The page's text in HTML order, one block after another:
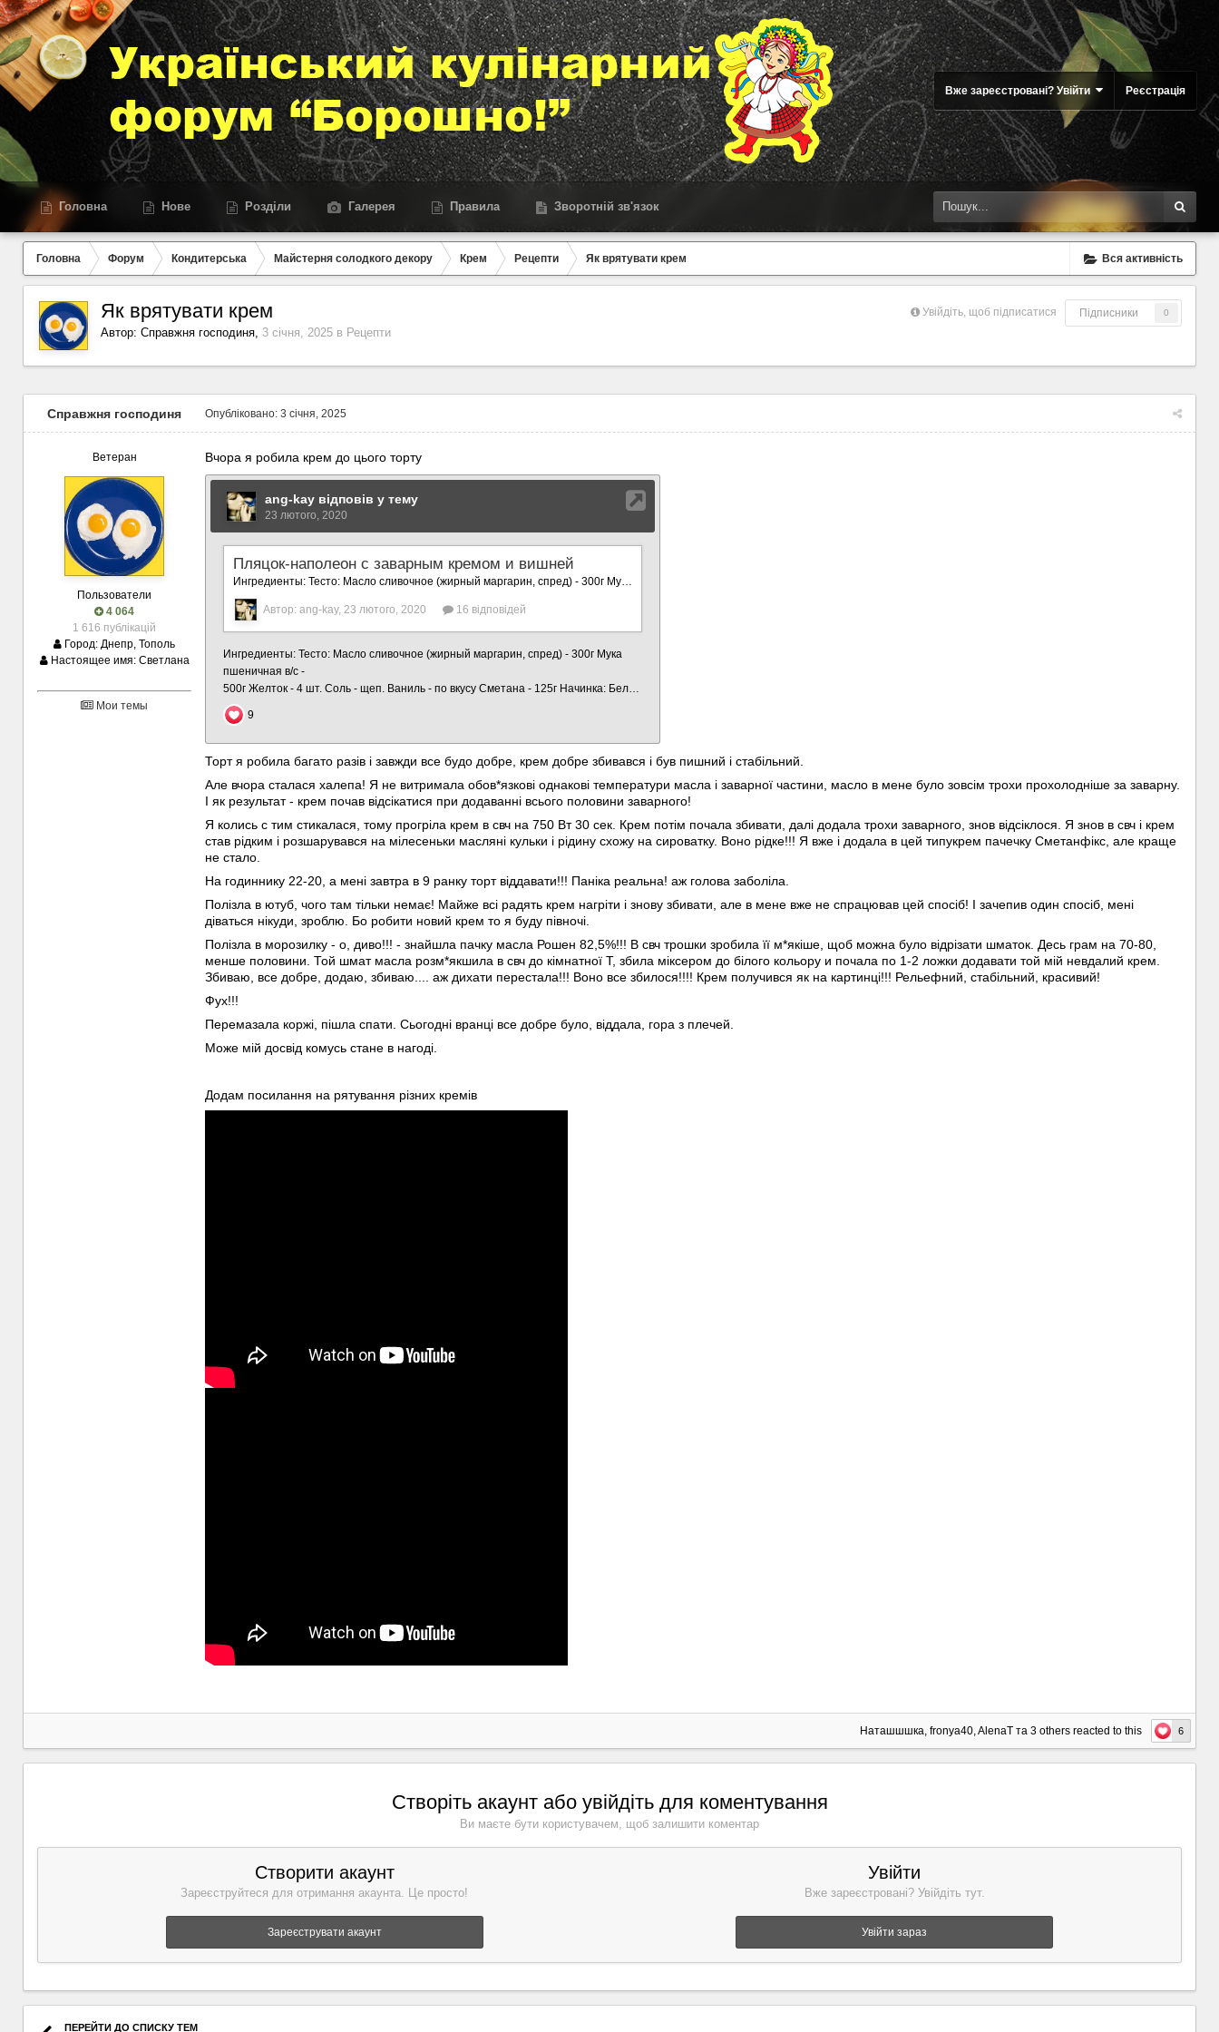
Вже зареєстровані? Увійти Реєстрація
Головна Нове Розділи Галерея Правила Зворотній зв'язок
Вся активність
Головна Форум Кондитерська Майстерня солодкого декору Крем Рецепти Як врятувати крем
Увійдіть, щоб підписатися Підписники 0
Як врятувати крем
Автор: Справжня господиня, 3 січня, 2025 в Рецепти
Справжня господиня
Ветеран
Пользователи
4 064
1 616 публікацій
Город: Днепр, Тополь
Настоящее имя: Светлана
Мои темы
Опубліковано: 3 січня, 2025
Вчора я робила крем до цього торту
Торт я робила багато разів і завжди все будо добре, крем добре збивався і був пишний і стабільний.
Але вчора сталася халепа! Я не витримала обов*язкові однакові температури масла і заварної частини, масло в мене було зовсім трохи прохолодніше за заварну.
І як результат - крем почав відсікатися при додаванні всього половини заварного!
Я колись с тим стикалася, тому прогріла крем в свч на 750 Вт 30 сек. Крем потім почала збивати, далі додала трохи заварного, знов відсіклося. Я знов в свч і крем
став рідким і розшарувався на мілесеньки масляні кульки і рідину схожу на сироватку. Воно рідке!!! Я вже і додала в цей типукрем пачечку Сметанфікс, але краще
не стало.
На годиннику 22-20, а мені завтра в 9 ранку торт віддавати!!! Паніка реальна! аж голова заболіла.
Полізла в ютуб, чого там тільки немає! Майже всі радять крем нагріти і знову збивати, але в мене вже не спрацював цей спосіб! І зачепив один спосіб, мені
діваться нікуди, зроблю. Бо робити новий крем то я буду півночі.
Полізла в морозилку - о, диво!!! - знайшла пачку масла Рошен 82,5%!!! В свч трошки зробила її м*якіше, щоб можна було відрізати шматок. Десь грам на 70-80,
менше половини. Той шмат масла розм*якшила в свч до кімнатної Т, збила міксером до білого кольору и почала по 1-2 ложки додавати той мій невдалий крем.
Збиваю, все добре, додаю, збиваю.... аж дихати перестала!!! Воно все збилося!!!! Крем получився як на картинці!!! Рельефний, стабільний, красивий!
Фух!!!
Перемазала коржі, пішла спати. Сьогодні вранці все добре було, віддала, гора з плечей.
Може мій досвід комусь стане в нагоді.
Додам посилання на рятування різних кремів
6
Наташшшка, fronya40,AlenaT та 3 others reacted to this
Створіть акаунт або увійдіть для коментування
Ви маєте бути користувачем, щоб залишити коментар
Створити акаунт
Зареєструйтеся для отримання акаунта. Це просто!
Зареєструвати акаунт
Увійти
Вже зареєстровані? Увійдіть тут.
Увійти зараз
ПЕРЕЙТИ ДО СПИСКУ ТЕМ